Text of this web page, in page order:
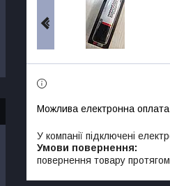
У компанії підключені
повернення товару